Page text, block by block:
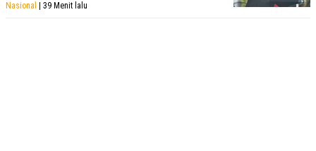
Nasional | 39 Menit lalu